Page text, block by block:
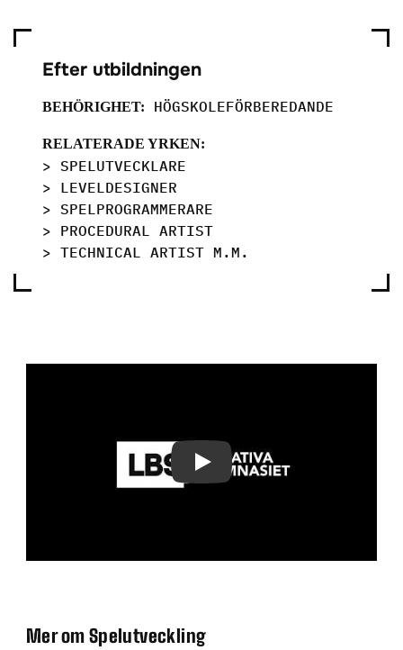
Efter utbildningen
BEHÖRIGHET: HÖGSKOLEFÖRBEREDANDE
RELATERADE YRKEN:
> SPELUTVECKLARE
> LEVELDESIGNER
> SPELPROGRAMMERARE
> PROCEDURAL ARTIST
> TECHNICAL ARTIST M.M.
Mer om Spelutveckling
Play Video